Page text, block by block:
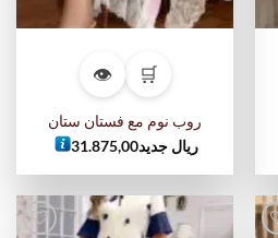
🛒
👁
روب نوم مع فستان ستان
ريال جديد31.875,00